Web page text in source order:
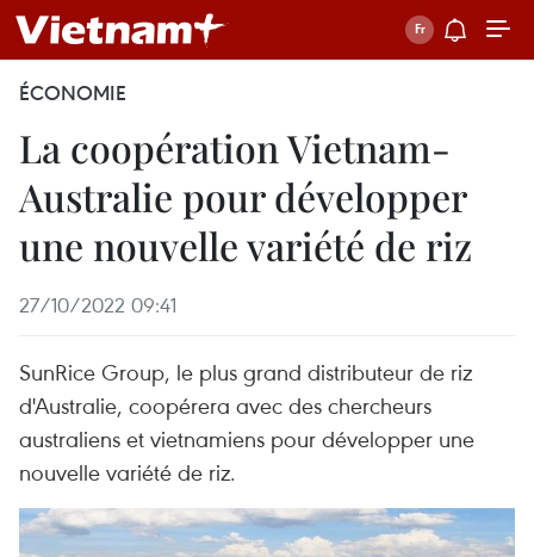
ÉCONOMIE
La coopération Vietnam-
Australie pour développer
une nouvelle variété de riz
27/10/2022 09:41
SunRice Group, le plus grand distributeur de riz
d'Australie, coopérera avec des chercheurs
australiens et vietnamiens pour développer une
nouvelle variété de riz.